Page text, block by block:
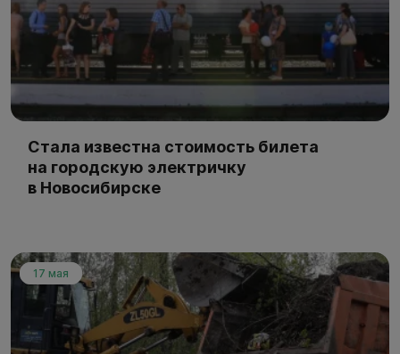
Стала известна стоимость билета
на городскую электричку
в Новосибирске
17 мая